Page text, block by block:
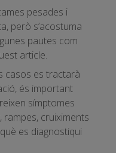
pesades i
però s’acostuma
pautes com
article.
casos es tractarà
és important
símptomes
cruiximents
es diagnostiqui